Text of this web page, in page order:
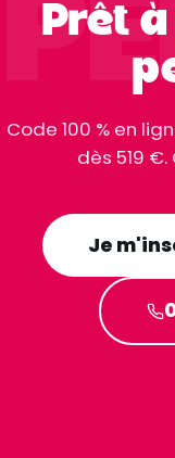
Prêt
Code 100 % en
dès 519
Je